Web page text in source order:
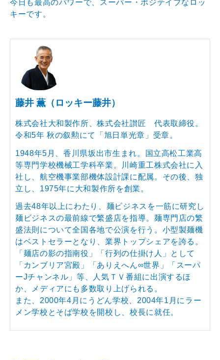
今日も最高のパワーで、スーパー・ポジテイブなロッ
キーです。
藤井 薫（ロッキー藤井）
株式会社大和製作所、株式会社讃匠 代表取締役。
令和5年 秋の叙勲にて「旭日単光章」受章。
1948年5月、香川県坂出市生まれ。国立高松工業高
等専門学校機械工学科卒業。川崎重工株式会社に入
社し、航空機事業部機体設計課に配属。その後、独
立し、1975年に大和製作所を創業。
過去48年以上にわたり、麺ビジネスを一筋に研究し
麺ビジネスの最前線で繁盛店を指導。麺専門店の繁
盛法則について全国各地で公演を行う。小型製麺機
はベストセラーとなり、業界トップシェアを誇る。
「麺店の影の指南役」「行列の仕掛け人」として
「カンブリア宮殿」「ありえへん∞世界」「スーパ
ーJチャンネル」等、人気ＴＶ番組に出演するほ
か、メディアにも多数取り上げられる。
また、2000年4月にうどん学校、2004年1月にラー
メン学校とそば学校を開校し、校長に就任。